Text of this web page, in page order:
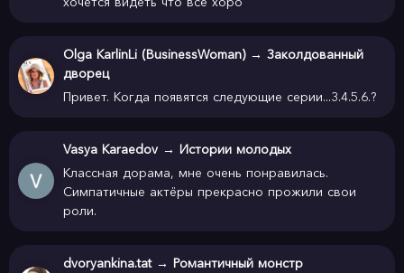
Olga KarlinLi (BusinessWoman) → Заколдованный
дворец
Привет. Когда появятся следующие серии...3.4.5.6.?
Vasya Karaedov → Истории молодых
Классная дорама, мне очень понравилась.
Симпатичные актёры прекрасно прожили свои
роли.
dvoryankina.tat → Романтичный монстр